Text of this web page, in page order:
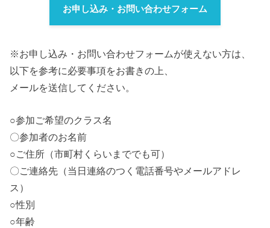
お申し込み・お問い合わせフォーム
※お申し込み・お問い合わせフォームが使えない方は、
以下を参考に必要事項をお書きの上、
メールを送信してください。
○参加ご希望のクラス名
〇参加者のお名前
○ご住所（市町村くらいまででも可）
〇ご連絡先（当日連絡のつく電話番号やメールアドレ
ス）
○性別
○年齢